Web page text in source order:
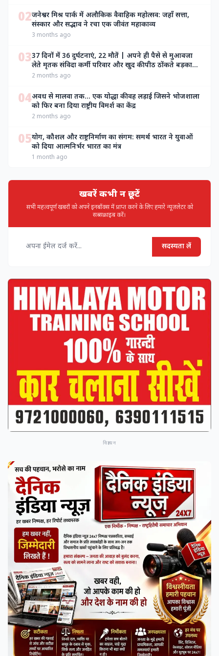
02जनेश्वर मिश्र पार्क में अलौकिक वैवाहिक महोत्सव: जहाँ सत्ता,
संस्कार और सद्भाव ने रचा एक जीवंत महाकाव्य
3 months ago
0337 दिनों में 36 दुर्घटनाएं, 22 मौतें | अपने ही पैसे से मुआवजा
लेते मृतक संविदा कर्मी परिवार और खुद की पीठ ठोंकते बड़का
बाबू लोग
2 months ago
04अवध से मालवा तक… एक योद्धा की वह लड़ाई जिसने भोजशाला
को फिर बना दिया राष्ट्रीय विमर्श का केंद्र
2 months ago
05योग, कौशल और राष्ट्रनिर्माण का संगम: समर्थ भारत ने युवाओं
को दिया आत्मनिर्भर भारत का मंत्र
1 month ago
खबरें कभी न छूटें
सभी महत्वपूर्ण खबरों को अपने इनबॉक्स में प्राप्त करने के लिए हमारे न्यूज़लेटर को
सब्सक्राइब करें।
सदस्यता लें
विज्ञापन